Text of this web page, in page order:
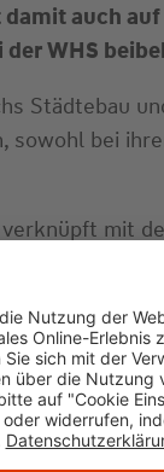
auch
WHS
Städtebau
bei
mit
der
und weitere
von